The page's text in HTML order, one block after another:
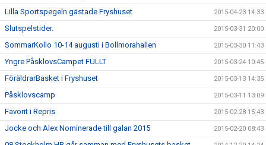
Lilla Sportspegeln gästade Fryshuset 2015-04-23 14:33
Slutspelstider. 2015-03-31 20:00
SommarKollo 10-14 augusti i Bollmorahallen 2015-03-30 11:43
Yngre PåsklovsCampet FULLT 2015-03-24 10:45
FöräldrarBasket i Fryshuset 2015-03-13 14:35
Påsklovscamp 2015-03-11 13:09
Favorit i Repris 2015-02-28 15:43
Jocke och Alex Nominerade till galan 2015 2015-02-20 08:43